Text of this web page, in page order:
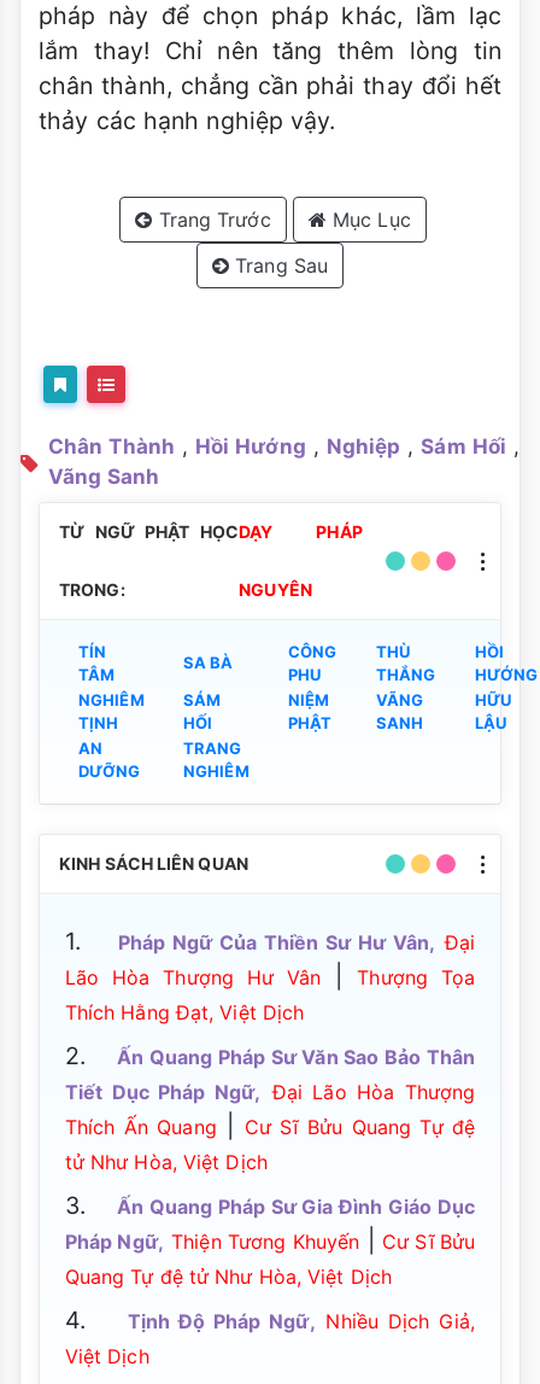
pháp này để chọn pháp khác, lầm lạc
lắm thay! Chỉ nên tăng thêm lòng tin
chân thành, chẳng cần phải thay đổi hết
thảy các hạnh nghiệp vậy.
Trang Trước
Mục Lục
Trang Sau
Chân Thành , Hồi Hướng , Nghiệp ,Sám Hối ,
Vãng Sanh
TỪ NGỮ PHẬT HỌC
TRONG:
DẠY PHÁP
NGUYÊN
TÍN
TÂM
SA BÀ
CÔNG
PHU
THÙ
THẮNG
HỒI
HƯỚNG
NGHIÊM
TỊNH
SÁM
HỐI
NIỆM
PHẬT
VÃNG
SANH
HỮU
LẬU
AN
DƯỠNG
TRANG
NGHIÊM
KINH SÁCH LIÊN QUAN
1. Pháp Ngữ Của Thiền Sư Hư Vân, Đại
Lão Hòa Thượng Hư Vân
|Thượng Tọa
Thích Hằng Đạt, Việt Dịch
2.Ấn Quang Pháp Sư Văn Sao Bảo Thân
Tiết Dục Pháp Ngữ, Đại Lão Hòa Thượng
Thích Ấn Quang
Cư Sĩ Bửu Quang Tự đệ
tử Như Hòa, Việt Dịch
3. Ấn Quang Pháp Sư Gia Đình Giáo Dục
Pháp Ngữ, Thiện Tương Khuyến
Cư Sĩ Bửu
Quang Tự đệ tử Như Hòa, Việt Dịch
4. Tịnh Độ Pháp Ngữ, Nhiều Dịch Giả,
Việt Dịch